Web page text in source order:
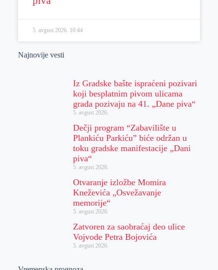
5. avgust 2026. 10:44
Najnovije vesti
Iz Gradske bašte ispraćeni pozivari
koji besplatnim pivom ulicama
grada pozivaju na 41. „Dane piva“
5. avgust 2026.
Dečji program “Zabavilište u
Plankiću Parkiću” biće održan u
toku gradske manifestacije „Dani
piva“
5. avgust 2026.
Otvaranje izložbe Momira
Kneževića „Osvežavanje
memorije“
5. avgust 2026.
Zatvoren za saobraćaj deo ulice
Vojvode Petra Bojovića
5. avgust 2026.